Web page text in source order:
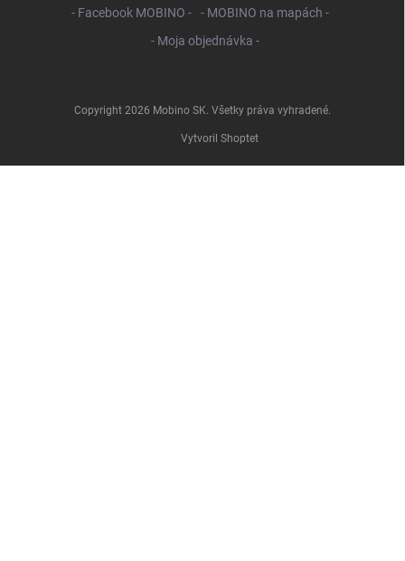
- Facebook MOBINO -
- MOBINO na mapách -
- Moja objednávka -
Vytvoril Shoptet
Copyright 2026 Mobino SK. Všetky práva vyhradené.